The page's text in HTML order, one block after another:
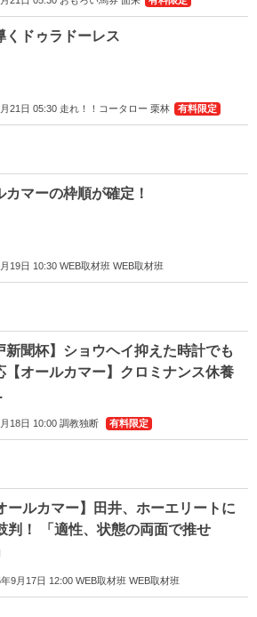
くドゥラドーレス
21日 05:30 走れ！！コータロー 栗林 有料限定
カマーの枠順が確定！
19日 10:30 WEB取材班 WEB取材班
新聞杯】ショウヘイ抑えた時計でも
【オールカマー】クロミナンス休養
18日 10:00 調教独断 有料限定
ールカマー】田井、ホーエリートに
判！ 「適性、状態の両面で推せ
9月17日 12:00 WEB取材班 WEB取材班